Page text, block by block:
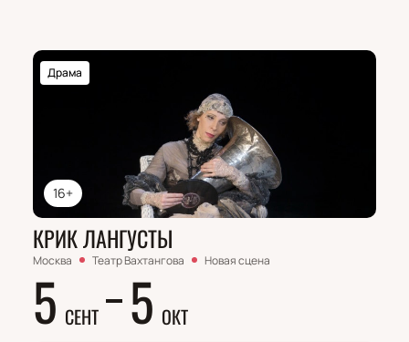
16+
Драма
КРИК ЛАНГУСТЫ
Москва Театр Вахтангова Новая сцена
5 СЕНТ 5 ОКТ